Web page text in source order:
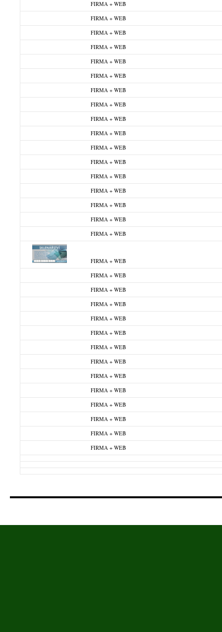
FIRMA + WEB
FIRMA + WEB
FIRMA + WEB
FIRMA + WEB
FIRMA + WEB
FIRMA + WEB
FIRMA + WEB
FIRMA + WEB
FIRMA + WEB
FIRMA + WEB
FIRMA + WEB
FIRMA + WEB
FIRMA + WEB
FIRMA + WEB
FIRMA + WEB
FIRMA + WEB
FIRMA + WEB
FIRMA + WEB
FIRMA + WEB
FIRMA + WEB
FIRMA + WEB
FIRMA + WEB
FIRMA + WEB
FIRMA + WEB
FIRMA + WEB
FIRMA + WEB
FIRMA + WEB
FIRMA + WEB
FIRMA + WEB
FIRMA + WEB
FIRMA + WEB